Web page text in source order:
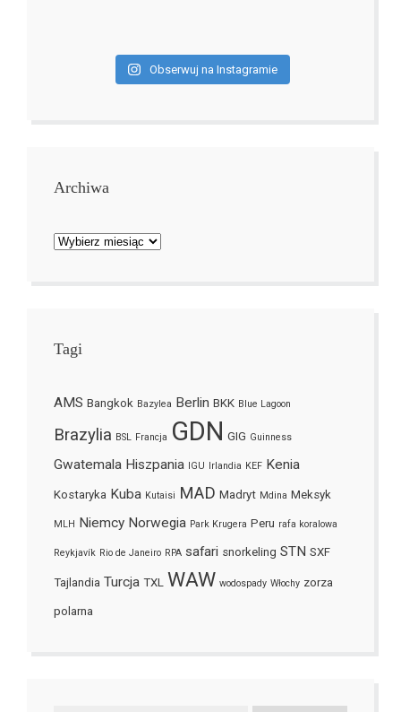
Obserwuj na Instagramie
Archiwa
Archiwa
Tagi
AMS Bangkok Bazylea Berlin BKK Blue Lagoon
Brazylia BSL Francja GDN GIG Guinness
Gwatemala Hiszpania IGU Irlandia KEF Kenia
Kostaryka Kuba Kutaisi MAD Madryt Mdina Meksyk
MLH Niemcy Norwegia Park Krugera Peru rafa koralowa
Reykjavík Rio de Janeiro RPA safari snorkeling STN SXF
Tajlandia Turcja TXL WAW wodospady Włochy zorza
polarna